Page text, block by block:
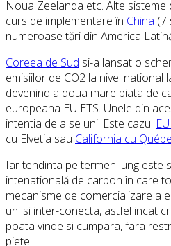
Noua Zeelanda etc. Alte
curs de implementare în China (7
numeroase tări din America
Coreea de Sud si-a lansat o
emisiilor de CO2 la nivel national
devenind a doua mare piata de
europeana EU ETS. Unele din
intentia de a se uni. Este cazul
cu Elvetia sau California cu
Iar tendinta pe termen lung este
intenatională de carbon în care
mecanisme de comercializare a
uni si inter-conecta, astfel incat
poata vinde si cumpara, fara
piete.